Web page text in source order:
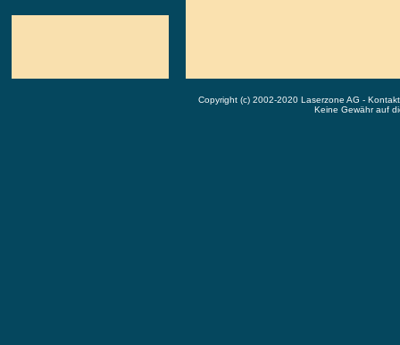
Copyright (c) 2002-2020 Laserzone AG -
Keine Gewähr auf